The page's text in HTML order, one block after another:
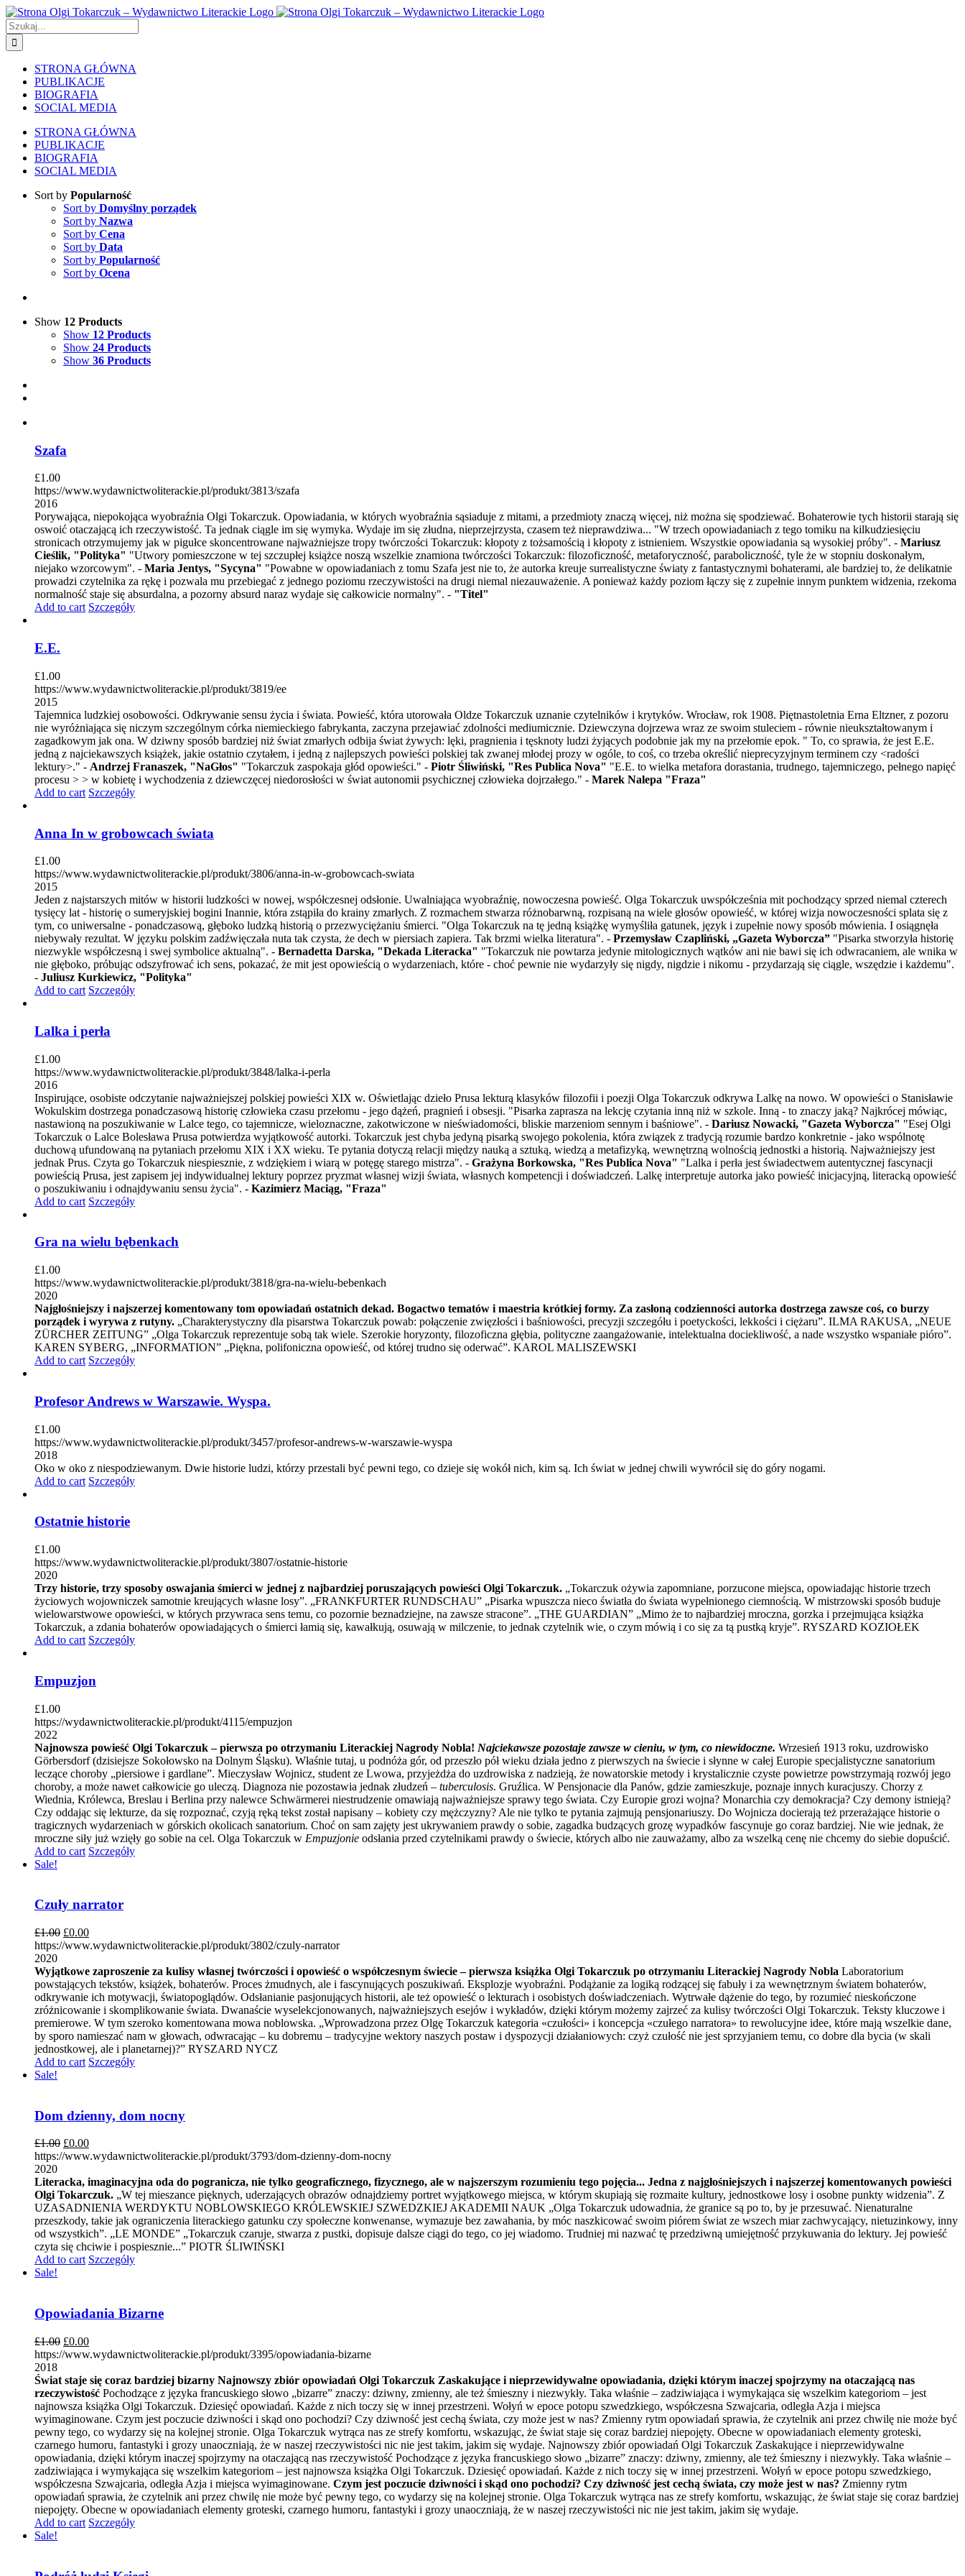
Skip
to
content
Szukaj
STRONA GŁÓWNA
PUBLIKACJE
BIOGRAFIA
SOCIAL MEDIA
STRONA GŁÓWNA
PUBLIKACJE
BIOGRAFIA
SOCIAL MEDIA
Sort by Popularność
Sort by Domyślny porządek
Sort by Nazwa
Sort by Cena
Sort by Data
Sort by Popularność
Sort by Ocena
Show 12 Products
Show 12 Products
Show 24 Products
Show 36 Products
Szafa
£1.00
https://www.wydawnictwoliterackie.pl/produkt/3813/szafa
2016
Porywająca, niepokojąca wyobraźnia Olgi Tokarczuk. Opowiadania, w których wyobraźnia sąsiaduje z mitami, a przedmioty znaczą więcej, niż można się spodziewać. Bohaterowie tych historii starają się
oswoić otaczającą ich rzeczywistość. Ta jednak ciągle im się wymyka. Wydaje im się złudna, nieprzejrzysta, czasem też nieprawdziwa... "W trzech opowiadaniach z tego tomiku na kilkudziesięciu
stronicach otrzymujemy jak w pigułce skoncentrowane najważniejsze tropy twórczości Tokarczuk: kłopoty z tożsamością i kłopoty z istnieniem. Wszystkie opowiadania są wysokiej próby". - Mariusz
Cieślik, "Polityka" "Utwory pomieszczone w tej szczupłej książce noszą wszelkie znamiona twórczości Tokarczuk: filozoficzność, metaforyczność, paraboliczność, tyle że w stopniu doskonałym,
niejako wzorcowym". - Maria Jentys, "Sycyna" "Powabne w opowiadaniach z tomu Szafa jest nie to, że autorka kreuje surrealistyczne światy z fantastycznymi bohaterami, ale bardziej to, że delikatnie
prowadzi czytelnika za rękę i pozwala mu przebiegać z jednego poziomu rzeczywistości na drugi niemal niezauważenie. A ponieważ każdy poziom łączy się z zupełnie innym punktem widzenia, rzekoma
normalność staje się absurdalna, a pozorny absurd naraz wydaje się całkowicie normalny". - "Titel"
Add to cart Szczegóły
E.E.
£1.00
https://www.wydawnictwoliterackie.pl/produkt/3819/ee
2015
Tajemnica ludzkiej osobowości. Odkrywanie sensu życia i świata. Powieść, która utorowała Oldze Tokarczuk uznanie czytelników i krytyków. Wrocław, rok 1908. Piętnastoletnia Erna Eltzner, z pozoru
nie wyróżniająca się niczym szczególnym córka niemieckiego fabrykanta, zaczyna przejawiać zdolności mediumicznie. Dziewczyna dojrzewa wraz ze swoim stuleciem - równie nieukształtowanym i
zagadkowym jak ona. W dziwny sposób bardziej niż świat zmarłych odbija świat żywych: lęki, pragnienia i tęsknoty ludzi żyjących podobnie jak my na przełomie epok. " To, co sprawia, że jest E.E.
jedną z najciekawszych książek, jakie ostatnio czytałem, i jedną z najlepszych powieści polskiej tak zwanej młodej prozy w ogóle, to coś, co trzeba określić nieprecyzyjnym terminem czy <radości
lektury>." - Andrzej Franaszek, "NaGłos" "Tokarczuk zaspokaja głód opowieści." - Piotr Śliwiński, "Res Publica Nova" "E.E. to wielka metafora dorastania, trudnego, tajemniczego, pełnego napięć
procesu > > w kobietę i wychodzenia z dziewczęcej niedorosłości w świat autonomii psychicznej człowieka dojrzałego." - Marek Nalepa "Fraza"
Add to cart Szczegóły
Anna In w grobowcach świata
£1.00
https://www.wydawnictwoliterackie.pl/produkt/3806/anna-in-w-grobowcach-swiata
2015
Jeden z najstarszych mitów w historii ludzkości w nowej, współczesnej odsłonie. Uwalniająca wyobraźnię, nowoczesna powieść. Olga Tokarczuk uwspółcześnia mit pochodzący sprzed niemal czterech
tysięcy lat - historię o sumeryjskiej bogini Inannie, która zstąpiła do krainy zmarłych. Z rozmachem stwarza różnobarwną, rozpisaną na wiele głosów opowieść, w której wizja nowoczesności splata się z
tym, co uniwersalne - ponadczasową, głęboko ludzką historią o przezwyciężaniu śmierci. "Olga Tokarczuk na tę jedną książkę wymyśliła gatunek, język i zupełnie nowy sposób mówienia. I osiągnęła
niebywały rezultat. W języku polskim zadźwięczała nuta tak czysta, że dech w piersiach zapiera. Tak brzmi wielka literatura". - Przemysław Czapliński, „Gazeta Wyborcza” "Pisarka stworzyła historię
niezwykle współczesną i swej symbolice aktualną". - Bernadetta Darska, "Dekada Literacka" "Tokarczuk nie powtarza jedynie mitologicznych wątków ani nie bawi się ich odwracaniem, ale wnika w
nie głęboko, próbując odszyfrować ich sens, pokazać, że mit jest opowieścią o wydarzeniach, które - choć pewnie nie wydarzyły się nigdy, nigdzie i nikomu - przydarzają się ciągle, wszędzie i każdemu".
- Juliusz Kurkiewicz, "Polityka"
Add to cart Szczegóły
Lalka i perła
£1.00
https://www.wydawnictwoliterackie.pl/produkt/3848/lalka-i-perla
2016
Inspirujące, osobiste odczytanie najważniejszej polskiej powieści XIX w. Oświetlając dzieło Prusa lekturą klasyków filozofii i poezji Olga Tokarczuk odkrywa Lalkę na nowo. W opowieści o Stanisławie
Wokulskim dostrzega ponadczasową historię człowieka czasu przełomu - jego dążeń, pragnień i obsesji. "Pisarka zaprasza na lekcję czytania inną niż w szkole. Inną - to znaczy jaką? Najkrócej mówiąc,
nastawioną na poszukiwanie w Lalce tego, co tajemnicze, wieloznaczne, zakotwiczone w nieświadomości, bliskie marzeniom sennym i baśniowe". - Dariusz Nowacki, "Gazeta Wyborcza" "Esej Olgi
Tokarczuk o Lalce Bolesława Prusa potwierdza wyjątkowość autorki. Tokarczuk jest chyba jedyną pisarką swojego pokolenia, która związek z tradycją rozumie bardzo konkretnie - jako wspólnotę
duchową ufundowaną na pytaniach przełomu XIX i XX wieku. Te pytania dotyczą relacji między nauką a sztuką, wiedzą a metafizyką, wewnętrzną wolnością jednostki a historią. Najważniejszy jest
jednak Prus. Czyta go Tokarczuk niespiesznie, z wdziękiem i wiarą w potęgę starego mistrza". - Grażyna Borkowska, "Res Publica Nova" "Lalka i perła jest świadectwem autentycznej fascynacji
powieścią Prusa, jest zapisem jej indywidualnej lektury poprzez pryzmat własnej wizji świata, własnych kompetencji i doświadczeń. Lalkę interpretuje autorka jako powieść inicjacyjną, literacką opowieść
o poszukiwaniu i odnajdywaniu sensu życia". - Kazimierz Maciąg, "Fraza"
Add to cart Szczegóły
Gra na wielu bębenkach
£1.00
https://www.wydawnictwoliterackie.pl/produkt/3818/gra-na-wielu-bebenkach
2020
Najgłośniejszy i najszerzej komentowany tom opowiadań ostatnich dekad. Bogactwo tematów i maestria krótkiej formy. Za zasłoną codzienności autorka dostrzega zawsze coś, co burzy
porządek i wyrywa z rutyny. „Charakterystyczny dla pisarstwa Tokarczuk powab: połączenie zwięzłości i baśniowości, precyzji szczegółu i poetyckości, lekkości i ciężaru”. ILMA RAKUSA, „NEUE
ZÜRCHER ZEITUNG” „Olga Tokarczuk reprezentuje sobą tak wiele. Szerokie horyzonty, filozoficzna głębia, polityczne zaangażowanie, intelektualna dociekliwość, a nade wszystko wspaniałe pióro”.
KAREN SYBERG, „INFORMATION” „Piękna, polifoniczna opowieść, od której trudno się oderwać”. KAROL MALISZEWSKI
Add to cart Szczegóły
Profesor Andrews w Warszawie. Wyspa.
£1.00
https://www.wydawnictwoliterackie.pl/produkt/3457/profesor-andrews-w-warszawie-wyspa
2018
Oko w oko z niespodziewanym. Dwie historie ludzi, którzy przestali być pewni tego, co dzieje się wokół nich, kim są. Ich świat w jednej chwili wywrócił się do góry nogami.
Add to cart Szczegóły
Ostatnie historie
£1.00
https://www.wydawnictwoliterackie.pl/produkt/3807/ostatnie-historie
2020
Trzy historie, trzy sposoby oswajania śmierci w jednej z najbardziej poruszających powieści Olgi Tokarczuk. „Tokarczuk ożywia zapomniane, porzucone miejsca, opowiadając historie trzech
życiowych wojowniczek samotnie kreujących własne losy”. „FRANKFURTER RUNDSCHAU” „Pisarka wpuszcza nieco światła do świata wypełnionego ciemnością. W mistrzowski sposób buduje
wielowarstwowe opowieści, w których przywraca sens temu, co pozornie beznadziejne, na zawsze stracone”. „THE GUARDIAN” „Mimo że to najbardziej mroczna, gorzka i przejmująca książka
Tokarczuk, a zdania bohaterów opowiadających o śmierci łamią się, kawałkują, osuwają w milczenie, to jednak czytelnik wie, o czym mówią i co się za tą pustką kryje”. RYSZARD KOZIOŁEK
Add to cart Szczegóły
Empuzjon
£1.00
https://wydawnictwoliterackie.pl/produkt/4115/empuzjon
2022
Najnowsza powieść Olgi Tokarczuk – pierwsza po otrzymaniu Literackiej Nagrody Nobla! Najciekawsze pozostaje zawsze w cieniu, w tym, co niewidoczne. Wrzesień 1913 roku, uzdrowisko
Görbersdorf (dzisiejsze Sokołowsko na Dolnym Śląsku). Właśnie tutaj, u podnóża gór, od przeszło pół wieku działa jedno z pierwszych na świecie i słynne w całej Europie specjalistyczne sanatorium
leczące choroby „piersiowe i gardlane”. Mieczysław Wojnicz, student ze Lwowa, przyjeżdża do uzdrowiska z nadzieją, że nowatorskie metody i krystalicznie czyste powietrze powstrzymają rozwój jego
choroby, a może nawet całkowicie go uleczą. Diagnoza nie pozostawia jednak złudzeń – tuberculosis. Gruźlica. W Pensjonacie dla Panów, gdzie zamieszkuje, poznaje innych kuracjuszy. Chorzy z
Wiednia, Królewca, Breslau i Berlina przy nalewce Schwärmerei niestrudzenie omawiają najważniejsze sprawy tego świata. Czy Europie grozi wojna? Monarchia czy demokracja? Czy demony istnieją?
Czy oddając się lekturze, da się rozpoznać, czyją ręką tekst został napisany – kobiety czy mężczyzny? Ale nie tylko te pytania zajmują pensjonariuszy. Do Wojnicza docierają też przerażające historie o
tragicznych wydarzeniach w górskich okolicach sanatorium. Choć on sam zajęty jest ukrywaniem prawdy o sobie, zagadka budzących grozę wypadków fascynuje go coraz bardziej. Nie wie jednak, że
mroczne siły już wzięły go sobie na cel. Olga Tokarczuk w Empuzjonie odsłania przed czytelnikami prawdy o świecie, których albo nie zauważamy, albo za wszelką cenę nie chcemy do siebie dopuścić.
Add to cart Szczegóły
Sale!
Czuły narrator
£1.00 £0.00
https://www.wydawnictwoliterackie.pl/produkt/3802/czuly-narrator
2020
Wyjątkowe zaproszenie za kulisy własnej twórczości i opowieść o współczesnym świecie – pierwsza książka Olgi Tokarczuk po otrzymaniu Literackiej Nagrody Nobla Laboratorium
powstających tekstów, książek, bohaterów. Proces żmudnych, ale i fascynujących poszukiwań. Eksplozje wyobraźni. Podążanie za logiką rodzącej się fabuły i za wewnętrznym światem bohaterów,
odkrywanie ich motywacji, światopoglądów. Odsłanianie pasjonujących historii, ale też opowieść o lekturach i osobistych doświadczeniach. Wytrwałe dążenie do tego, by rozumieć nieskończone
zróżnicowanie i skomplikowanie świata. Dwanaście wyselekcjonowanych, najważniejszych esejów i wykładów, dzięki którym możemy zajrzeć za kulisy twórczości Olgi Tokarczuk. Teksty kluczowe i
premierowe. W tym szeroko komentowana mowa noblowska. „Wprowadzona przez Olgę Tokarczuk kategoria «czułości» i koncepcja «czułego narratora» to rewolucyjne idee, które mają wszelkie dane,
by sporo namieszać nam w głowach, odwracając – ku dobremu – tradycyjne wektory naszych postaw i dyspozycji działaniowych: czyż czułość nie jest sprzyjaniem temu, co dobre dla bycia (w skali
jednostkowej, ale i planetarnej)?” RYSZARD NYCZ
Add to cart Szczegóły
Sale!
Dom dzienny, dom nocny
£1.00 £0.00
https://www.wydawnictwoliterackie.pl/produkt/3793/dom-dzienny-dom-nocny
2020
Literacka, imaginacyjna oda do pogranicza, nie tylko geograficznego, fizycznego, ale w najszerszym rozumieniu tego pojęcia... Jedna z najgłośniejszych i najszerzej komentowanych powieści
Olgi Tokarczuk. „W tej mieszance pięknych, uderzających obrazów odnajdziemy portret wyjątkowego miejsca, w którym skupiają się rozmaite kultury, jednostkowe losy i osobne punkty widzenia”. Z
UZASADNIENIA WERDYKTU NOBLOWSKIEGO KRÓLEWSKIEJ SZWEDZKIEJ AKADEMII NAUK „Olga Tokarczuk udowadnia, że granice są po to, by je przesuwać. Nienaturalne
przeszkody, takie jak ograniczenia literackiego gatunku czy społeczne konwenanse, wymazuje bez zawahania, by móc naszkicować swoim piórem świat ze wszech miar zachwycający, nietuzinkowy, inny
od wszystkich”. „LE MONDE” „Tokarczuk czaruje, stwarza z pustki, dopisuje dalsze ciągi do tego, co jej wiadomo. Trudniej mi nazwać tę przedziwną umiejętność przykuwania do lektury. Jej powieść
czyta się chciwie i pospiesznie...” PIOTR ŚLIWIŃSKI
Add to cart Szczegóły
Sale!
Opowiadania Bizarne
£1.00 £0.00
https://www.wydawnictwoliterackie.pl/produkt/3395/opowiadania-bizarne
2018
Świat staje się coraz bardziej bizarny Najnowszy zbiór opowiadań Olgi Tokarczuk Zaskakujące i nieprzewidywalne opowiadania, dzięki którym inaczej spojrzymy na otaczającą nas
rzeczywistość Pochodzące z języka francuskiego słowo „bizarre” znaczy: dziwny, zmienny, ale też śmieszny i niezwykły. Taka właśnie – zadziwiająca i wymykająca się wszelkim kategoriom – jest
najnowsza książka Olgi Tokarczuk. Dziesięć opowiadań. Każde z nich toczy się w innej przestrzeni. Wołyń w epoce potopu szwedzkiego, współczesna Szwajcaria, odległa Azja i miejsca
wyimaginowane. Czym jest poczucie dziwności i skąd ono pochodzi? Czy dziwność jest cechą świata, czy może jest w nas? Zmienny rytm opowiadań sprawia, że czytelnik ani przez chwilę nie może być
pewny tego, co wydarzy się na kolejnej stronie. Olga Tokarczuk wytrąca nas ze strefy komfortu, wskazując, że świat staje się coraz bardziej niepojęty. Obecne w opowiadaniach elementy groteski,
czarnego humoru, fantastyki i grozy unaoczniają, że w naszej rzeczywistości nic nie jest takim, jakim się wydaje. Najnowszy zbiór opowiadań Olgi Tokarczuk Zaskakujące i nieprzewidywalne
opowiadania, dzięki którym inaczej spojrzymy na otaczającą nas rzeczywistość Pochodzące z języka francuskiego słowo „bizarre” znaczy: dziwny, zmienny, ale też śmieszny i niezwykły. Taka właśnie –
zadziwiająca i wymykająca się wszelkim kategoriom – jest najnowsza książka Olgi Tokarczuk. Dziesięć opowiadań. Każde z nich toczy się w innej przestrzeni. Wołyń w epoce potopu szwedzkiego,
współczesna Szwajcaria, odległa Azja i miejsca wyimaginowane. Czym jest poczucie dziwności i skąd ono pochodzi? Czy dziwność jest cechą świata, czy może jest w nas? Zmienny rytm
opowiadań sprawia, że czytelnik ani przez chwilę nie może być pewny tego, co wydarzy się na kolejnej stronie. Olga Tokarczuk wytrąca nas ze strefy komfortu, wskazując, że świat staje się coraz bardziej
niepojęty. Obecne w opowiadaniach elementy groteski, czarnego humoru, fantastyki i grozy unaoczniają, że w naszej rzeczywistości nic nie jest takim, jakim się wydaje.
Add to cart Szczegóły
Sale!